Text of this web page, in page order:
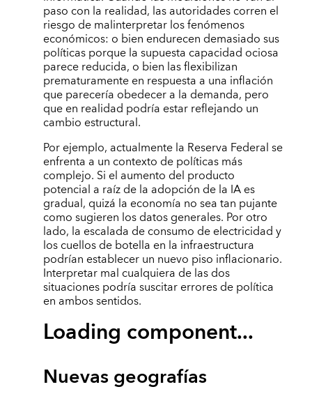
paso con la realidad, las autoridades corren el
riesgo de malinterpretar los fenómenos
económicos: o bien endurecen demasiado sus
políticas porque la supuesta capacidad ociosa
parece reducida, o bien las flexibilizan
prematuramente en respuesta a una inflación
que parecería obedecer a la demanda, pero
que en realidad podría estar reflejando un
cambio estructural.
Por ejemplo, actualmente la Reserva Federal se
enfrenta a un contexto de políticas más
complejo. Si el aumento del producto
potencial a raíz de la adopción de la IA es
gradual, quizá la economía no sea tan pujante
como sugieren los datos generales. Por otro
lado, la escalada de consumo de electricidad y
los cuellos de botella en la infraestructura
podrían establecer un nuevo piso inflacionario.
Interpretar mal cualquiera de las dos
situaciones podría suscitar errores de política
en ambos sentidos.
Loading component...
Nuevas geografías